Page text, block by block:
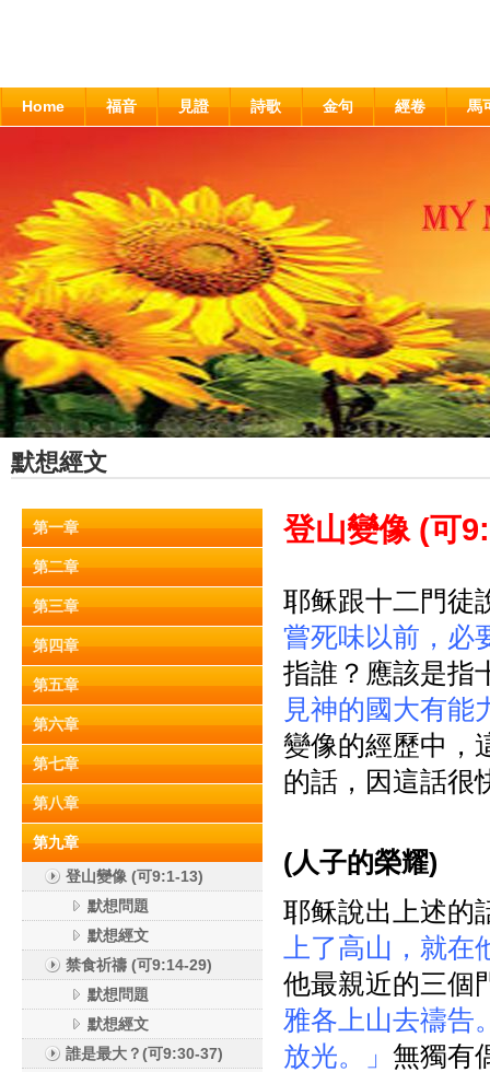
Home 福音 見證 詩歌 金句 經卷 馬
默想經文
第一章
第二章
第三章
第四章
第五章
第六章
第七章
第八章
第九章
登山變像 (可9:1-13)
默想問題
默想經文
禁食祈禱 (可9:14-29)
默想問題
默想經文
誰是最大？(可9:30-37)
登山變像 (可
耶稣跟十二門徒
嘗死味以前，必
指誰？應該是指
見神的國大有能
變像的經歷中，
的話，因這話很
(人子的榮耀)
耶稣說出上述的
上了高山，就
他最親近的三個
雅各上山去禱告
放光。」 無獨有